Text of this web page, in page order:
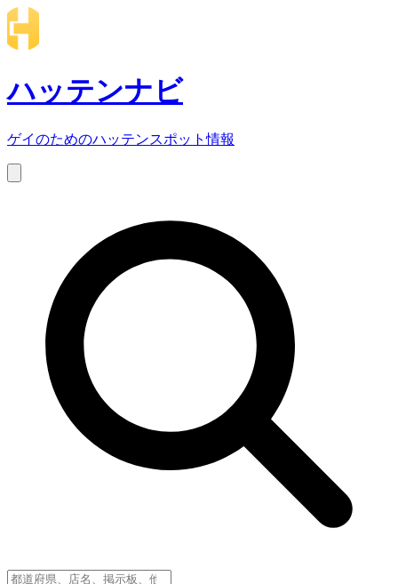
ハッテンナビ
ゲイのためのハッテンスポット情報